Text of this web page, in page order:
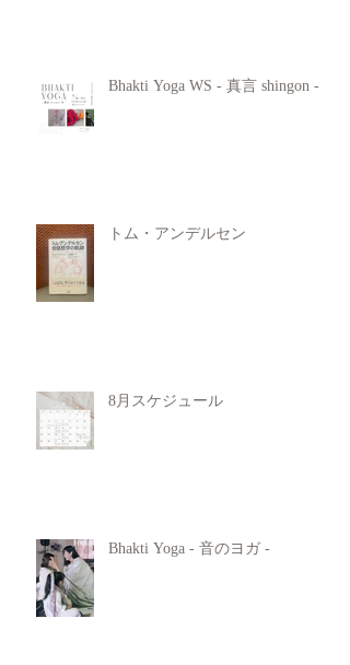
Bhakti Yoga WS - 真言 shingon -
トム・アンデルセン
8月スケジュール
Bhakti Yoga - 音のヨガ -